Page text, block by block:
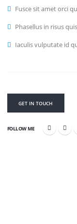
Fusce sit amet orci
Phasellus in risus
Iaculis vulputate id
GET IN TOUCH
FOLLOW ME